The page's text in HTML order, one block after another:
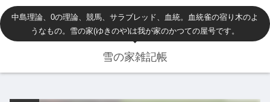
中島理論、0の理論、競馬、サラブレッド、血統。血統雀の宿り木のよ
うなもの。雪の家(ゆきのや)は我が家のかつての屋号です。
雪の家雑記帳